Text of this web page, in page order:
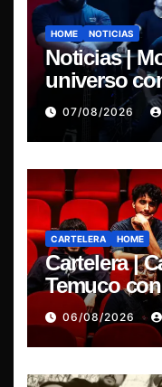
HOME NOTICIAS
Noticias |
universo
estreno de
07/08/2026
CARTELERA HOME
Cartelera |
Temuco
de indie
06/08/2026